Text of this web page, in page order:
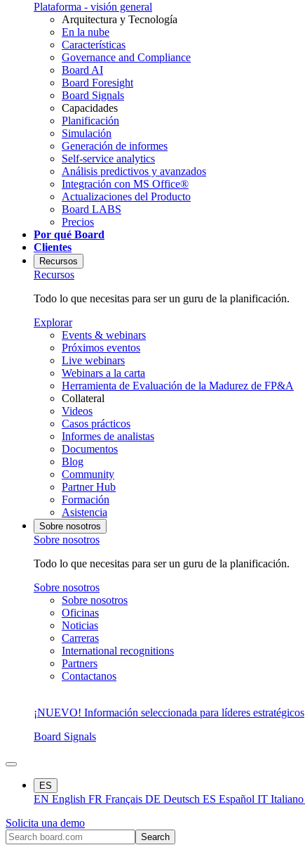
Plataforma - visión general
Arquitectura y Tecnología
En la nube
Características
Governance and Compliance
Board AI
Board Foresight
Board Signals
Capacidades
Planificación
Simulación
Generación de informes
Self-service analytics
Análisis predictivos y avanzados
Integración con MS Office®
Actualizaciones del Producto
Board LABS
Precios
Por qué Board
Clientes
Recursos
Recursos
Todo lo que necesitas para ser un guru de la planificación.
Explorar
Events & webinars
Próximos eventos
Live webinars
Webinars a la carta
Herramienta de Evaluación de la Madurez de FP&A
Collateral
Videos
Casos prácticos
Informes de analistas
Documentos
Blog
Community
Partner Hub
Formación
Asistencia
Sobre nosotros
Sobre nosotros
Todo lo que necesitas para ser un guru de la planificación.
Sobre nosotros
Sobre nosotros
Oficinas
Noticias
Carreras
International recognitions
Partners
Contactanos
¡NUEVO! Información seleccionada para líderes estratégicos
Board Signals
ES
EN English FR Français DE Deutsch ES Español IT Italiano
Solicita una demo